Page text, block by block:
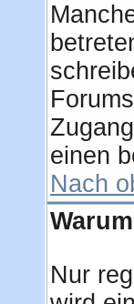
einen
Nach
Nur